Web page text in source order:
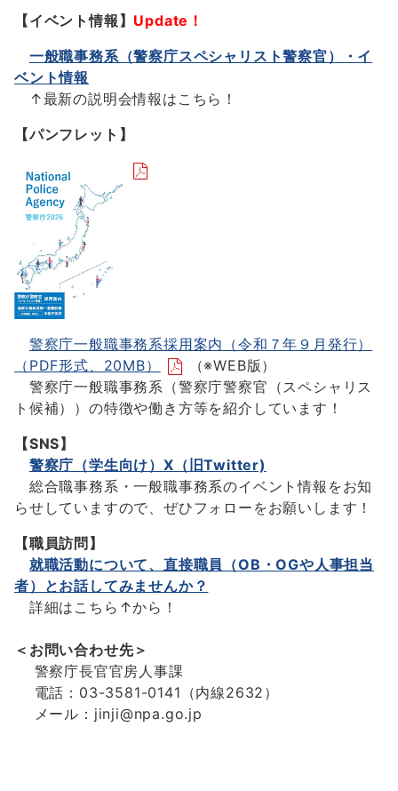
【イベント情報】 Update！
一般職事務系（警察庁スペシャリスト警察官）・イ
ベント情報
↑最新の説明会情報はこちら！
【パンフレット】
警察庁一般職事務系採用案内（令和７年９月発行）
（PDF形式、20MB）
（※WEB版）
警察庁一般職事務系（警察庁警察官（スペシャリス
ト候補））の特徴や働き方等を紹介しています！
【SNS】
警察庁（学生向け）X（旧Twitter)
総合職事務系・一般職事務系のイベント情報をお知
らせしていますので、ぜひフォローをお願いします！
【職員訪問】
就職活動について、直接職員（OB・OGや人事担当
者）とお話してみませんか？
詳細はこちら↑から！
＜お問い合わせ先＞
警察庁長官官房人事課
電話：03-3581-0141（内線2632）
メール：jinji@npa.go.jp